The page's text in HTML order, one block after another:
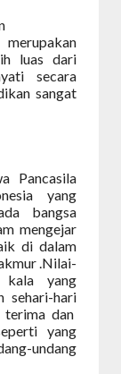
luas dari
secara
sangat
Pancasila
yang
bangsa
mengejar
di dalam
.Nilai-
kala yang
sehari-hari
terima dan
yang
undang